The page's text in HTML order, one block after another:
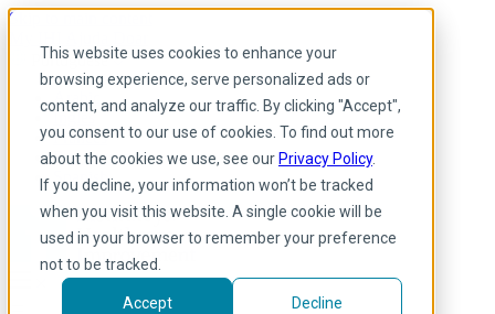
This website uses cookies to enhance your
browsing experience, serve personalized ads or
content, and analyze our traffic. By clicking "Accept",
you consent to our use of cookies. To find out more
about the cookies we use, see our Privacy Policy.
If you decline, your information won’t be tracked
when you visit this website. A single cookie will be
used in your browser to remember your preference
not to be tracked.
Accept Decline
Skip to main content
Portuguese
Arabic
Inglês
Francês
Portuguese
Spanish